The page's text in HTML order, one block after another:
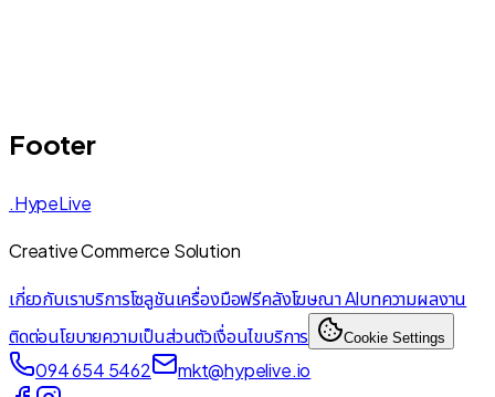
Footer
.HypeLive
Creative Commerce Solution
เกี่ยวกับเราบริการโซลูชันเครื่องมือฟรีคลังโฆษณา AIบทความผลงาน
ติดต่อนโยบายความเป็นส่วนตัวเงื่อนไขบริการ Cookie Settings
094 654 5462 mkt@hypelive.io